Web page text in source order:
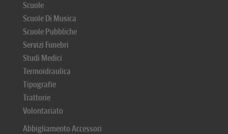
Scuole
Scuole Di Musica
Scuole Pubbliche
Servizi Funebri
Studi Medici
Termoidraulica
Tipografie
Trattorie
Volontariato
Abbigliamento Accessori